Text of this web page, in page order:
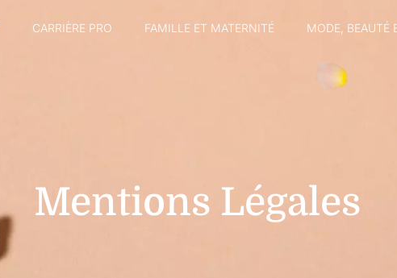
CARRIÈRE PRO FAMILLE ET MATERNITÉ MODE, BEAUTÉ
Mentions Légales